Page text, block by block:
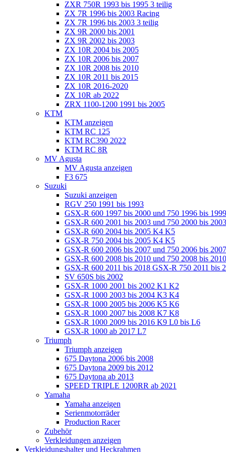
ZXR 750R 1993 bis 1995 3 teilig
ZX 7R 1996 bis 2003 Racing
ZX 7R 1996 bis 2003 3 teilig
ZX 9R 2000 bis 2001
ZX 9R 2002 bis 2003
ZX 10R 2004 bis 2005
ZX 10R 2006 bis 2007
ZX 10R 2008 bis 2010
ZX 10R 2011 bis 2015
ZX 10R 2016-2020
ZX 10R ab 2022
ZRX 1100-1200 1991 bis 2005
KTM
KTM anzeigen
KTM RC 125
KTM RC390 2022
KTM RC 8R
MV Agusta
MV Agusta anzeigen
F3 675
Suzuki
Suzuki anzeigen
RGV 250 1991 bis 1993
GSX-R 600 1997 bis 2000 und 750 1996 bis 1999
GSX-R 600 2001 bis 2003 und 750 2000 bis
GSX-R 600 2004 bis 2005 K4 K5
GSX-R 750 2004 bis 2005 K4 K5
GSX-R 600 2006 bis 2007 und 750 2006 bis
GSX-R 600 2008 bis 2010 und 750 2008 bis
GSX-R 600 2011 bis 2018 GSX-R 750 2011 bis
SV 650S bis 2002
GSX-R 1000 2001 bis 2002 K1 K2
GSX-R 1000 2003 bis 2004 K3 K4
GSX-R 1000 2005 bis 2006 K5 K6
GSX-R 1000 2007 bis 2008 K7 K8
GSX-R 1000 2009 bis 2016 K9 L0 bis L6
GSX-R 1000 ab 2017 L7
Triumph
Triumph anzeigen
675 Daytona 2006 bis 2008
675 Daytona 2009 bis 2012
675 Daytona ab 2013
SPEED TRIPLE 1200RR ab 2021
Yamaha
Yamaha anzeigen
Serienmotorräder
Production Racer
Zubehör
Verkleidungen anzeigen
Verkleidungshalter und Heckrahmen